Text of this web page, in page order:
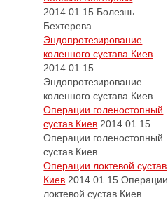
2014.01.15 Болезнь
Бехтерева
Эндопротезирование
коленного сустава Киев
2014.01.15
Эндопротезирование
коленного сустава Киев
Операции голеностопный
сустав Киев 2014.01.15
Операции голеностопный
сустав Киев
Операции локтевой сустав
Киев 2014.01.15 Операции
локтевой сустав Киев